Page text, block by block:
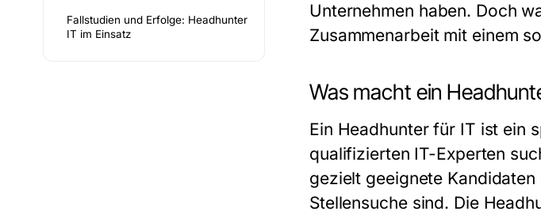
Fallstudien und Erfolge: Headhunter
IT im Einsatz
Unternehmen haben. Doch
Zusammenarbeit mit einem
Was macht ein
Ein Headhunter für IT ist ein
qualifizierten IT-Experten
gezielt geeignete
Stellensuche sind. Die